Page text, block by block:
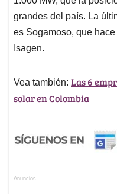
grandes del país. La
es Sogamoso, que
Isagen.
Vea también: Las 6
solar en Colombia
Anuncios.